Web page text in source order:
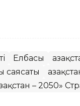
Елбасы
саясаты
– 2050»